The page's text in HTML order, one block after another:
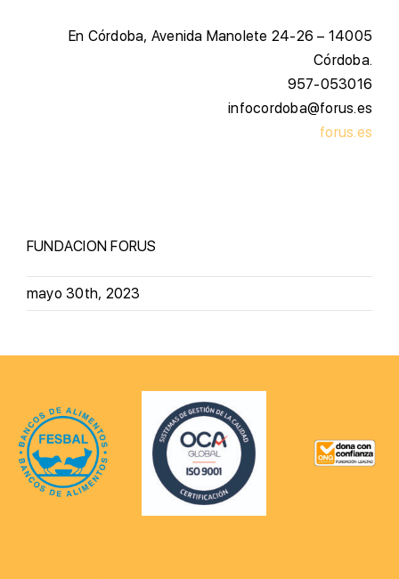
En Córdoba, Avenida Manolete 24-26 – 14005
Córdoba.
957-053016
infocordoba@forus.es
forus.es
FUNDACION FORUS
mayo 30th, 2023